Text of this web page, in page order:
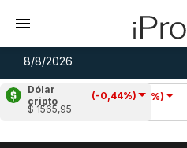
8/8/2026
Dólar
cripto
(-0,44%)
$ 1565,95
Cardano
(-1,48%)
u$s 0,20